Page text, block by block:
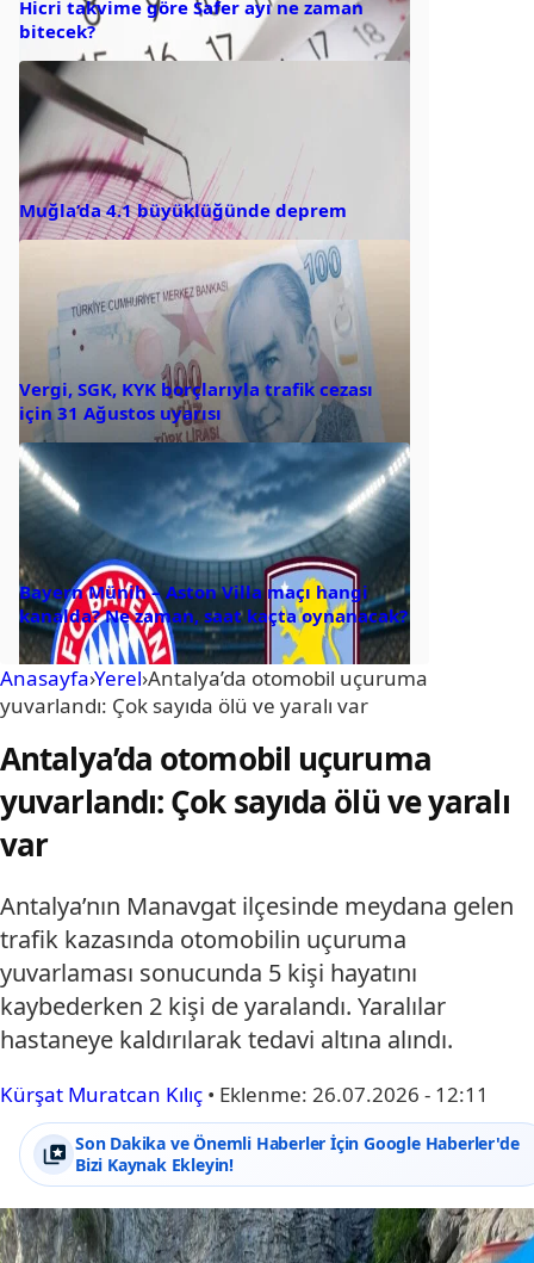
Hicri takvime göre Safer ayı ne zaman
bitecek?
Muğla’da 4.1 büyüklüğünde deprem
Vergi, SGK, KYK borçlarıyla trafik cezası
için 31 Ağustos uyarısı
Bayern Münih – Aston Villa maçı hangi
kanalda? Ne zaman, saat kaçta oynanacak?
Anasayfa›Yerel›Antalya’da otomobil uçuruma
yuvarlandı: Çok sayıda ölü ve yaralı var
Antalya’da otomobil uçuruma
yuvarlandı: Çok sayıda ölü ve yaralı
var
Antalya’nın Manavgat ilçesinde meydana gelen
trafik kazasında otomobilin uçuruma
yuvarlaması sonucunda 5 kişi hayatını
kaybederken 2 kişi de yaralandı. Yaralılar
hastaneye kaldırılarak tedavi altına alındı.
Kürşat Muratcan Kılıç • Eklenme: 26.07.2026 - 12:11
Son Dakika ve Önemli Haberler İçin Google Haberler'de
Bizi Kaynak Ekleyin!